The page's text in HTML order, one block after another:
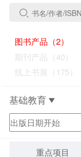
图书产品（2）
期刊产品（40）
线上书展（175）
基础教育
重点项目